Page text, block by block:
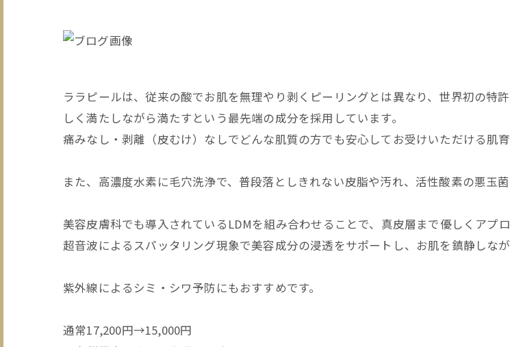
ララピールは、従来の酸でお肌を無理やり剥くピーリングとは異なり、世界初の特
しく満たしながら満たすという最先端の成分を採用しています。
痛みなし・剥離（皮むけ）なしでどんな肌質の方でも安心してお受けいただける肌育
また、高濃度水素に毛穴洗浄で、普段落としきれない皮脂や汚れ、活性酸素の悪玉菌
美容皮膚科でも導入されているLDMを組み合わせることで、真皮層まで優しくアプロ
超音波によるスパッタリング現象で美容成分の浸透をサポートし、お肌を鎮静しな
紫外線によるシミ・シワ予防にもおすすめです。
通常17,200円→15,000円